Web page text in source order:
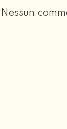
Nessun